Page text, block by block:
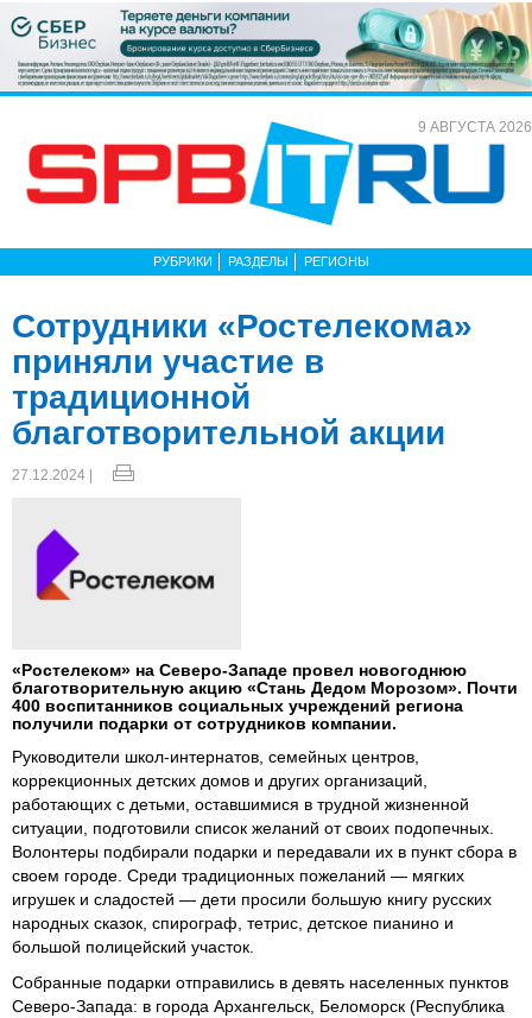
9 АВГУСТА 2026
РУБРИКИ РАЗДЕЛЫ РЕГИОНЫ
Сотрудники «Ростелекома»
приняли участие в
традиционной
благотворительной акции
27.12.2024 |
«Ростелеком» на Северо-Западе провел новогоднюю
благотворительную акцию «Стань Дедом Морозом». Почти
400 воспитанников социальных учреждений региона
получили подарки от сотрудников компании.
Руководители школ-интернатов, семейных центров,
коррекционных детских домов и других организаций,
работающих с детьми, оставшимися в трудной жизненной
ситуации, подготовили список желаний от своих подопечных.
Волонтеры подбирали подарки и передавали их в пункт сбора в
своем городе. Среди традиционных пожеланий — мягких
игрушек и сладостей — дети просили большую книгу русских
народных сказок, спирограф, тетрис, детское пианино и
большой полицейский участок.
Собранные подарки отправились в девять населенных пунктов
Северо-Запада: в города Архангельск, Беломорск (Республика